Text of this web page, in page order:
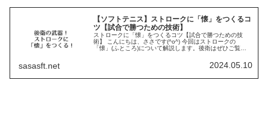
【ソフトテニス】ストロークに「懐」をつくるコ
ツ【試合で勝つための技術】
ストロークに「懐」をつくるコツ【試合で勝つための技
術】 こんにちは、ささです(^o^) 今回はストロークの
「懐」(ふところ)について解説します。後衛はぜひご覧く
sasasft.net 2024.05.10